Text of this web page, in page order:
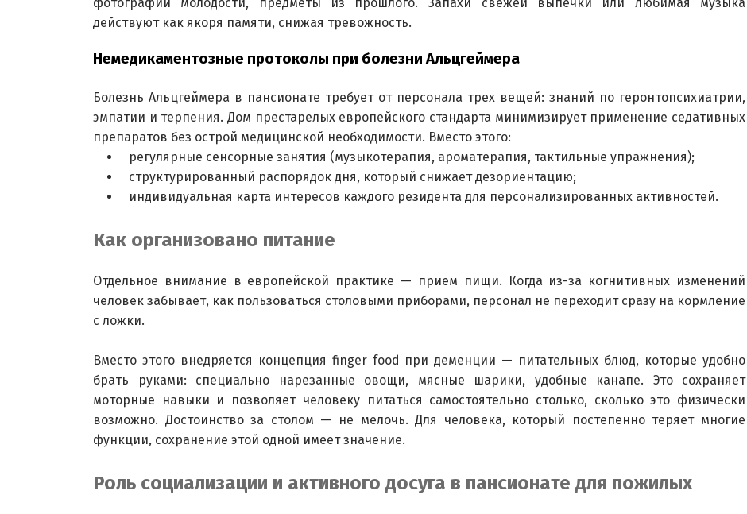
фотографии молодости, предметы из прошлого. Запахи свежей выпечки или любимая музыка
действуют как якоря памяти, снижая тревожность.
Немедикаментозные протоколы при болезни Альцгеймера
Болезнь Альцгеймера в пансионате требует от персонала трех вещей: знаний по геронтопсихиатрии,
эмпатии и терпения. Дом престарелых европейского стандарта минимизирует применение седативных
препаратов без острой медицинской необходимости. Вместо этого:
регулярные сенсорные занятия (музыкотерапия, ароматерапия, тактильные упражнения);
структурированный распорядок дня, который снижает дезориентацию;
индивидуальная карта интересов каждого резидента для персонализированных активностей.
Как организовано питание
Отдельное внимание в европейской практике — прием пищи. Когда из-за когнитивных изменений
человек забывает, как пользоваться столовыми приборами, персонал не переходит сразу на кормление
с ложки.
Вместо этого внедряется концепция finger food при деменции — питательных блюд, которые удобно
брать руками: специально нарезанные овощи, мясные шарики, удобные канапе. Это сохраняет
моторные навыки и позволяет человеку питаться самостоятельно столько, сколько это физически
возможно. Достоинство за столом — не мелочь. Для человека, который постепенно теряет многие
функции, сохранение этой одной имеет значение.
Роль социализации и активного досуга в пансионате для пожилых